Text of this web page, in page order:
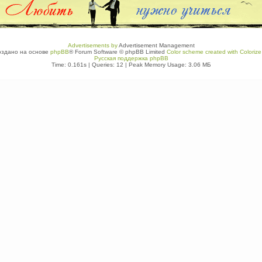
Advertisements byAdvertisement Management
на основе phpBB® Forum Software © phpBB Limited Color scheme created with
Русская поддержка phpBB
Time: 0.161s| Queries: 12 | Peak Memory Usage: 3.06 МБ